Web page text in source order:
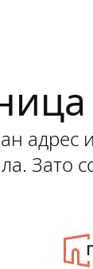
адрес
Зато